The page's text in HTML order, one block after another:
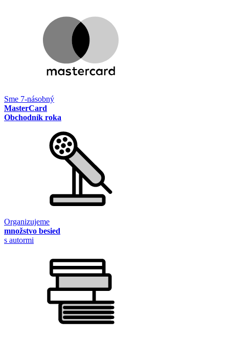
Sme 7-násobný
MasterCard
Obchodník roka
Organizujeme
množstvo besied
s autormi